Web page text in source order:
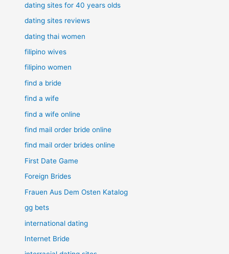
dating sites for 40 years olds
dating sites reviews
dating thai women
filipino wives
filipino women
find a bride
find a wife
find a wife online
find mail order bride online
find mail order brides online
First Date Game
Foreign Brides
Frauen Aus Dem Osten Katalog
gg bets
international dating
Internet Bride